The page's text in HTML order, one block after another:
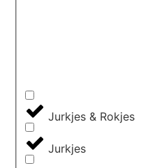
Jurkjes & Rokjes
Jurkjes